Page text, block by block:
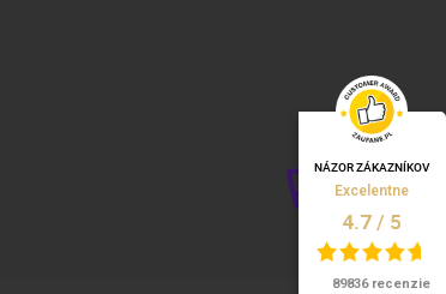
NÁZOR ZÁKAZNÍKOV
Excelentne
4.7 / 5
89836 recenzie